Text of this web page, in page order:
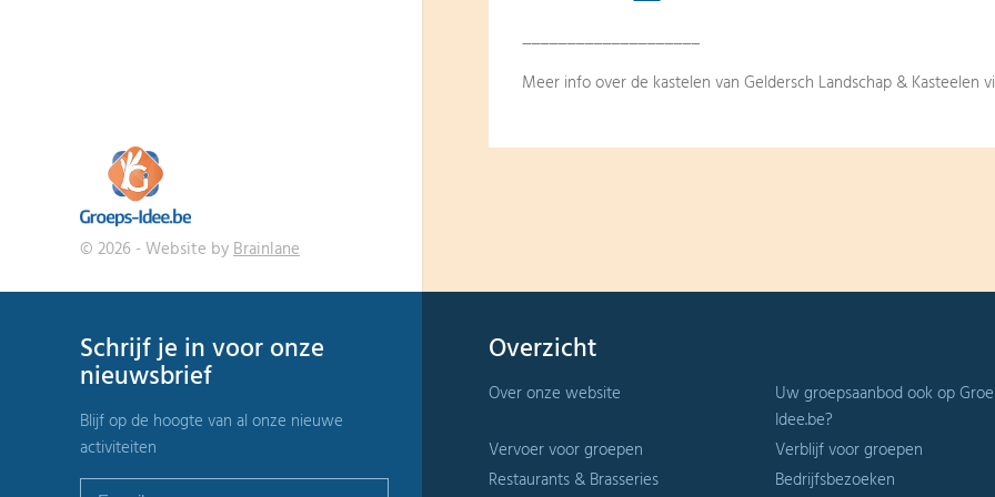
© 2026 - Website byBrainlane
____________________
Meer info over de kastelen van Geldersch Landschap & Kasteelen
Schrijf je in voor onze
nieuwsbrief
Blijf op de hoogte van al onze nieuwe
activiteiten
Overzicht
Over onze website
Uw groepsaanbod ook op
Idee.be?
Vervoer voor groepen
Verblijf voor groepen
Restaurants & Brasseries
Bedrijfsbezoeken